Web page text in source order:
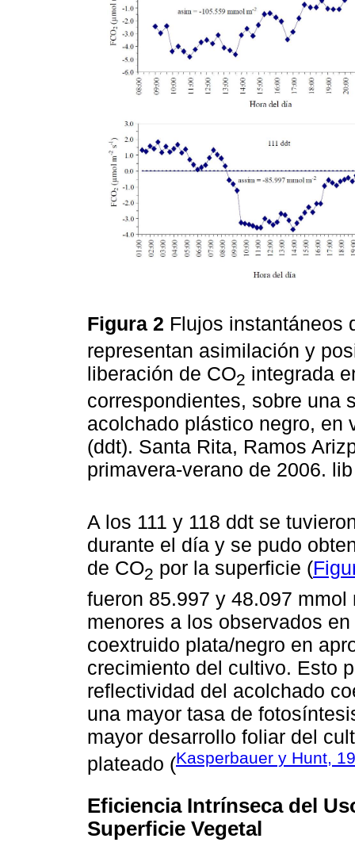
Figura 2 Flujos instantáneos
representan asimilación y
liberación de CO2 integrada
correspondientes, sobre una
acolchado plástico negro, en
(ddt). Santa Rita, Ramos
primavera-verano de 2006.
A los 111 y 118 ddt se
durante el día y se pudo
de CO2 por la superficie (
fueron 85.997 y 48.097 mmol
menores a los observados
coextruido plata/negro en
crecimiento del cultivo. Esto
reflectividad del acolchado
una mayor tasa de
mayor desarrollo foliar del
plateado (Kasperbauer y Hunt,
Eficiencia Intrínseca del
Superficie Vegetal